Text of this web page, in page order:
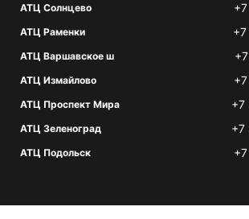
АТЦ Солнцево
АТЦ Раменки
АТЦ Варшавское ш
АТЦ Измайлово
АТЦ Проспект Мира +7
АТЦ Зеленоград +7
АТЦ Подольск